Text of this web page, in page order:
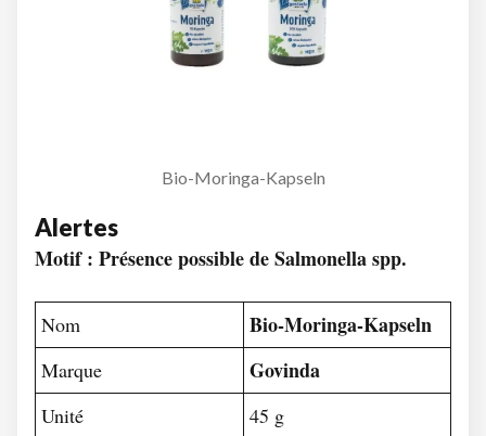
Bio-Moringa-Kapseln
Alertes
Motif : Présence possible de Salmonella spp.
Nom Bio-Moringa-Kapseln
Marque Govinda
Unité
45 g